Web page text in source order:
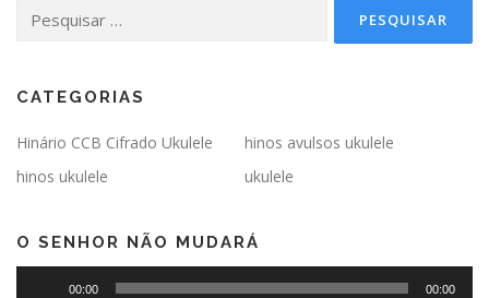
por:
CATEGORIAS
Hinário CCB Cifrado Ukulele
hinos avulsos ukulele
hinos ukulele
ukulele
O SENHOR NÃO MUDARÁ
00:00 00:00